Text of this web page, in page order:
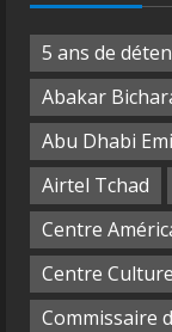
5 ans de
Abakar
Abu Dhabi
Airtel Tchad
Centre
Centre
Commissaire